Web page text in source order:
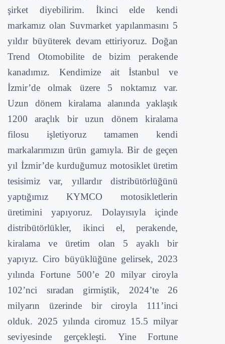
şirket diyebilirim. İkinci elde kendi
markamız olan Suvmarket yapılanmasını 5
yıldır büyüterek devam ettiriyoruz. Doğan
Trend Otomobilite de bizim perakende
kanadımız. Kendimize ait İstanbul ve
İzmir’de olmak üzere 5 noktamız var.
Uzun dönem kiralama alanında yaklaşık
1200 araçlık bir uzun dönem kiralama
filosu işletiyoruz tamamen kendi
markalarımızın ürün gamıyla. Bir de geçen
yıl İzmir’de kurduğumuz motosiklet üretim
tesisimiz var, yıllardır distribütörlüğünü
yaptığımız KYMCO motosikletlerin
üretimini yapıyoruz. Dolayısıyla içinde
distribütörlükler, ikinci el, perakende,
kiralama ve üretim olan 5 ayaklı bir
yapıyız. Ciro büyüklüğüne gelirsek, 2023
yılında Fortune 500’e 20 milyar ciroyla
102’nci sıradan girmiştik, 2024’te 26
milyarın üzerinde bir ciroyla 111’inci
olduk. 2025 yılında ciromuz 15.5 milyar
seviyesinde gerçekleşti. Yine Fortune